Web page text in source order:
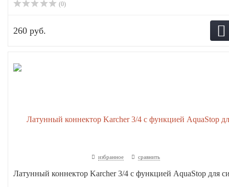
(0)
260 руб.
избранное сравнить
Латунный коннектор Karcher 3/4 с функцией AquaStop для